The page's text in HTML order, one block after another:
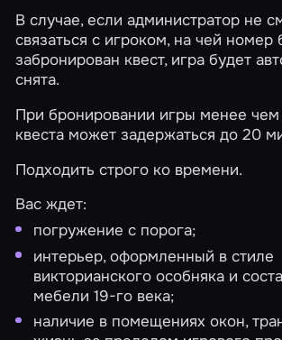
В случае, если администратор не
связаться с игроком, на чей номер
забронирован квест, игра будет
снята.
При бронировании игры менее чем
квеста может задержаться до 20
Подходить строго ко времени.
Вас ждет:
погружение с порога;
интерьер, оформленный в стиле
викторианского особняка и
мебели 19-го века;
наличие в помещениях окон,